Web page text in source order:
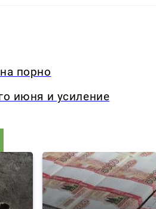
порно
июня и усиление